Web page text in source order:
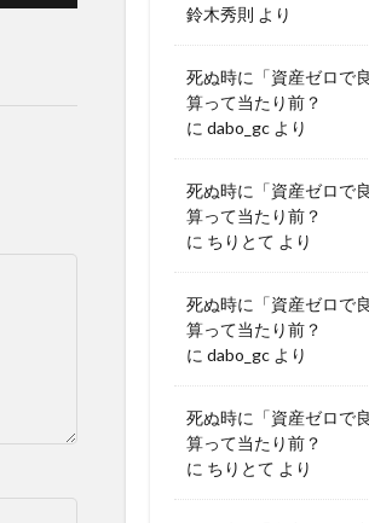
鈴木秀則 より
死ぬ時に「資産ゼロで
算って当たり前？
に dabo_gc より
死ぬ時に「資産ゼロで
算って当たり前？
に ちりとて より
死ぬ時に「資産ゼロで
算って当たり前？
に dabo_gc より
死ぬ時に「資産ゼロで
算って当たり前？
に ちりとて より